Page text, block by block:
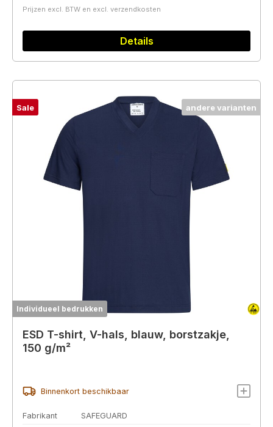
Prijzen excl. BTW en excl. verzendkosten
Details
andere varianten
Sale
Individueel bedrukken
ESD T-shirt, V-hals, blauw, borstzakje,
150 g/m²
Binnenkort beschikbaar
Fabrikant
SAFEGUARD